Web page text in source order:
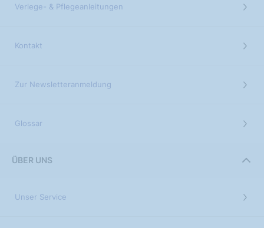
Verlege- & Pflegeanleitungen
Kontakt
Zur Newsletteranmeldung
Glossar
ÜBER UNS
Unser Service